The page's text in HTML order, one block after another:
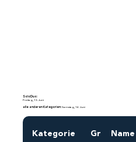
SoloDuo:
Freitag, 13. Juni
alle anderen Kategorien:Samstag, 14. Juni
Kategorie Gr Name